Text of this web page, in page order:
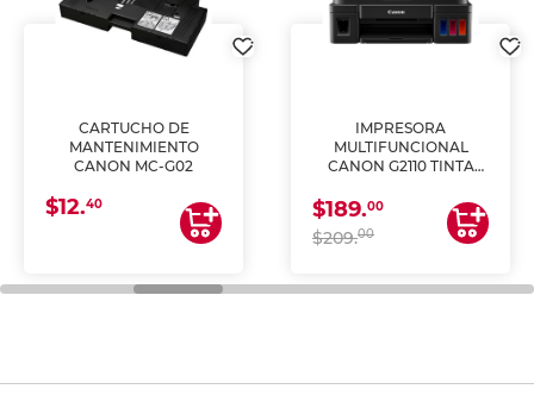
CARTUCHO DE
MANTENIMIENTO
CANON MC-G02
$12.40
IMPRESORA
MULTIFUNCIONAL
CANON G2110 TINTA
$189.00
$209.00